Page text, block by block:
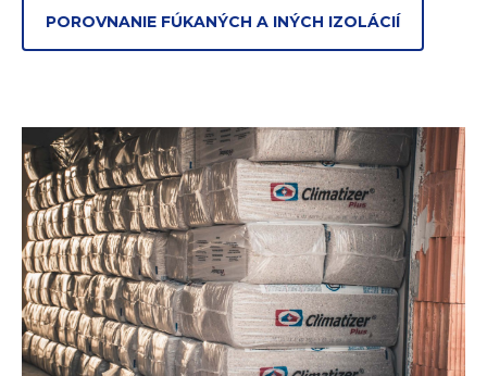
POROVNANIE FÚKANÝCH A INÝCH IZOLÁCIÍ